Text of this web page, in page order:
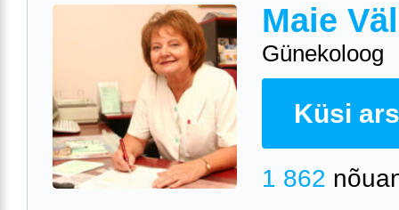
Maie
Günekoloog
Küsi
1 862